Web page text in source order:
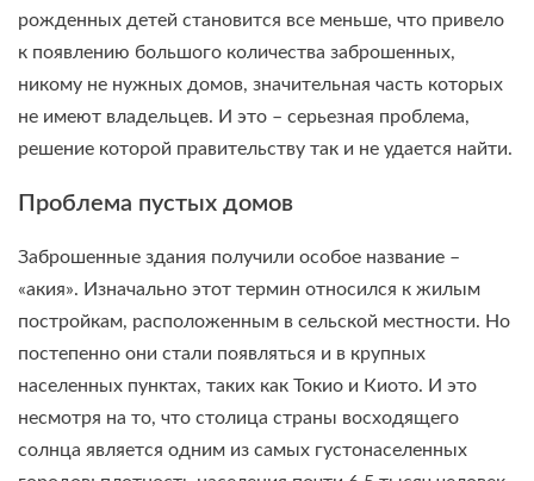
рожденных детей становится все меньше, что привело
к появлению большого количества заброшенных,
никому не нужных домов, значительная часть которых
не имеют владельцев. И это – серьезная проблема,
решение которой правительству так и не удается найти.
Проблема пустых домов
Заброшенные здания получили особое название –
«акия». Изначально этот термин относился к жилым
постройкам, расположенным в сельской местности. Но
постепенно они стали появляться и в крупных
населенных пунктах, таких как Токио и Киото. И это
несмотря на то, что столица страны восходящего
солнца является одним из самых густонаселенных